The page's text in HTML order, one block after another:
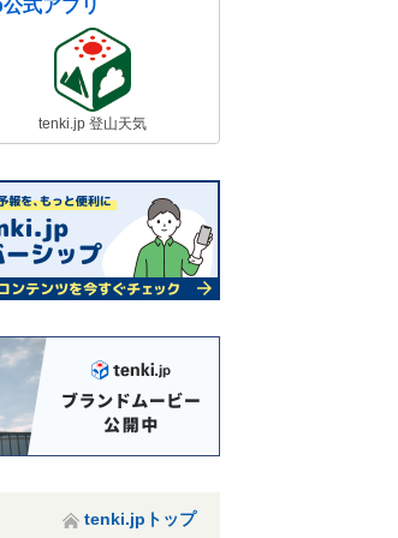
式アプリ
tenki.jp 登山天気
tenki.jpトップ